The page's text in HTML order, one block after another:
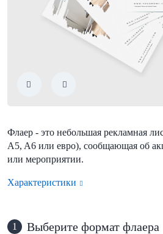
Флаер - это небольшая рекламная
A5, A6 или евро), сообщающая об
или мероприятии.
Характеристики
1 Выберите формат флаера